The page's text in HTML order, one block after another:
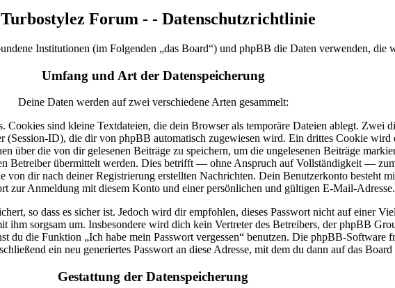
Forum - - Datenschutzrichtlinie
Institutionen (im Folgenden „das Board“) und phpBB die Daten verwenden, die
Umfang und Art der Datenspeicherung
Deine Daten werden auf zwei verschiedene Arten gesammelt:
sind kleine Textdateien, die dein Browser als temporäre Dateien ablegt. Zwei
ID), die dir von phpBB automatisch zugewiesen wird. Ein drittes Cookie wird
über die von dir gelesenen Beiträge zu speichern, um die ungelesenen Beiträge
Betreiber übermittelt werden. Dies betrifft — ohne Anspruch auf Vollständigkeit —
dir nach deiner Registrierung erstellten Nachrichten. Dein Benutzerkonto besteht
zur Anmeldung mit diesem Konto und einer persönlichen und gültigen E-Mail-Adresse.
so dass es sicher ist. Jedoch wird dir empfohlen, dieses Passwort nicht auf einer
ihm sorgsam um. Insbesondere wird dich kein Vertreter des Betreibers, der phpBB
du die Funktion „Ich habe mein Passwort vergessen“ benutzen. Die phpBB-Software
ein neu generiertes Passwort an diese Adresse, mit dem du dann auf das
Gestattung der Datenspeicherung